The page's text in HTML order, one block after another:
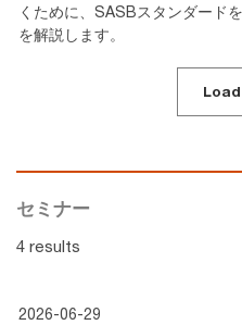
くために、SASBスタンダード
を解説します。
セミナー
4 results
2026-06-29